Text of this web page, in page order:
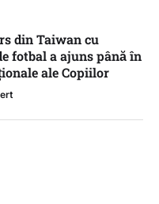
din Taiwan cu
fotbal a ajuns până în
ale Copiilor